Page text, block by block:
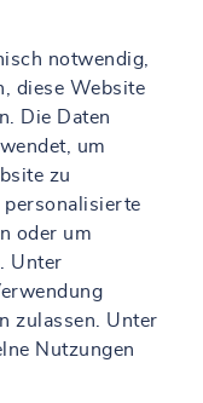
notwendig,
diese Website
Die Daten
um
zu
oder um
Unter
zulassen. Unter
Nutzungen